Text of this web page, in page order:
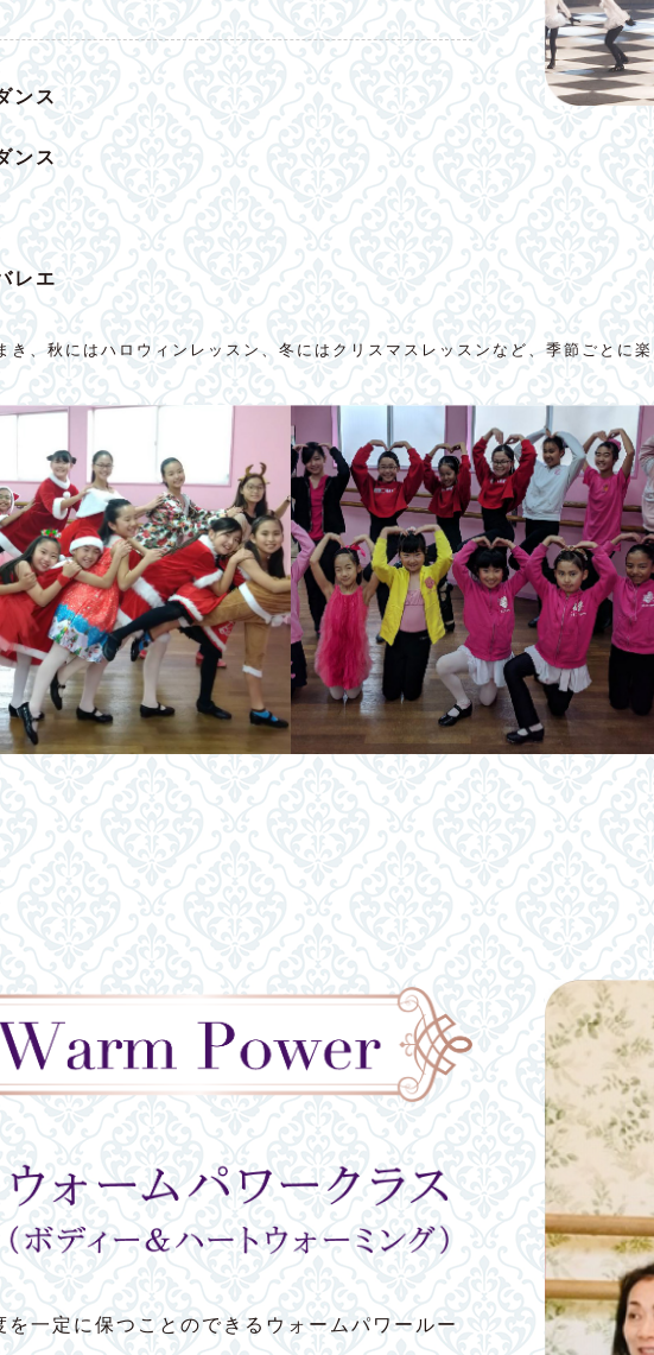
ンス
ンス
レエ
き、秋にはハロウィンレッスン、冬にはクリスマスレッスンなど、季節ごとに
を一定に保つことのできるウォームパワールー